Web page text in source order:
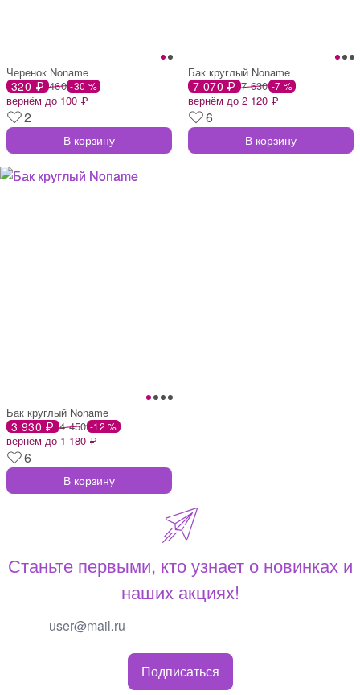
Черенок Noname
320 ₽ 460 -30 %
вернём до 100 ₽
2
В корзину
Бак круглый Noname
7 070 ₽ 7 630 -7 %
вернём до 2 120 ₽
6
В корзину
Бак круглый Noname
3 930 ₽ 4 450 -12 %
вернём до 1 180 ₽
6
В корзину
Станьте первыми, кто узнает о новинках и
наших акциях!
Подписаться